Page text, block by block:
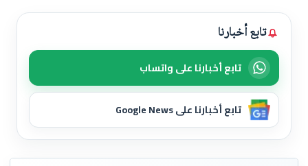
تابع أخبارنا
تابع أخبارنا على واتساب
تابع أخبارنا على Google News